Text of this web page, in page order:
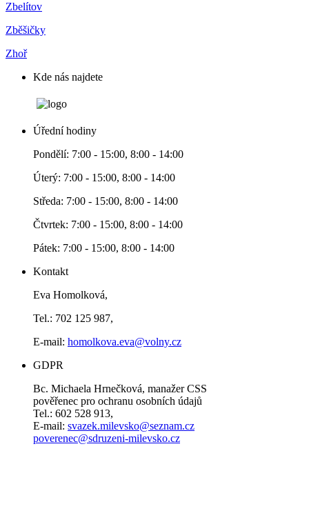
Zbelítov
Zběšičky
Zhoř
Kde nás najdete
Úřední hodiny
Pondělí: 7:00 - 15:00, 8:00 - 14:00
Úterý: 7:00 - 15:00, 8:00 - 14:00
Středa: 7:00 - 15:00, 8:00 - 14:00
Čtvrtek: 7:00 - 15:00, 8:00 - 14:00
Pátek: 7:00 - 15:00, 8:00 - 14:00
Kontakt
Eva Homolková,
Tel.: 702 125 987,
E-mail: homolkova.eva@volny.cz
GDPR
Bc. Michaela Hrnečková, manažer CSS
pověřenec pro ochranu osobních údajů
Tel.: 602 528 913,
E-mail: svazek.milevsko@seznam.cz
poverenec@sdruzeni-milevsko.cz